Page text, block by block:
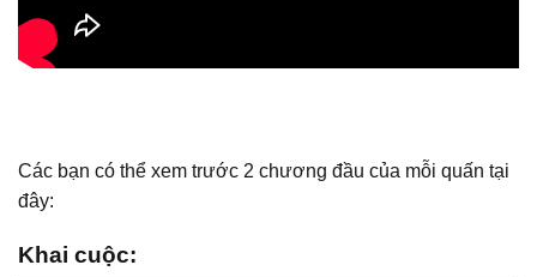
Các bạn có thể xem trước 2 chương đầu của mỗi quấn tại
đây:
Khai cuộc: